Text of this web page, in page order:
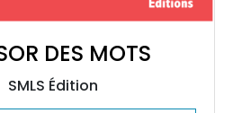
DES MOTS
SMLS Édition